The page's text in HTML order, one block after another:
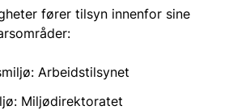
fører tilsyn innenfor sine
Arbeidstilsynet
Miljødirektoratet